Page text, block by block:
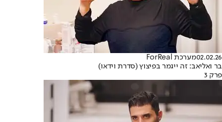
02.02.26מערכת ForReal
בר ואליאב: זה ייגמר בפיצוץ (סדרת וידאו)
פרק 3